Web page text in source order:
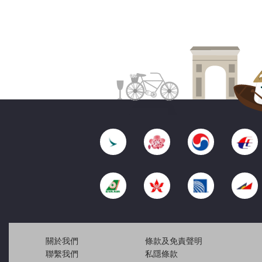
關於我們
聯繫我們
條款及免責聲明
私隱條款